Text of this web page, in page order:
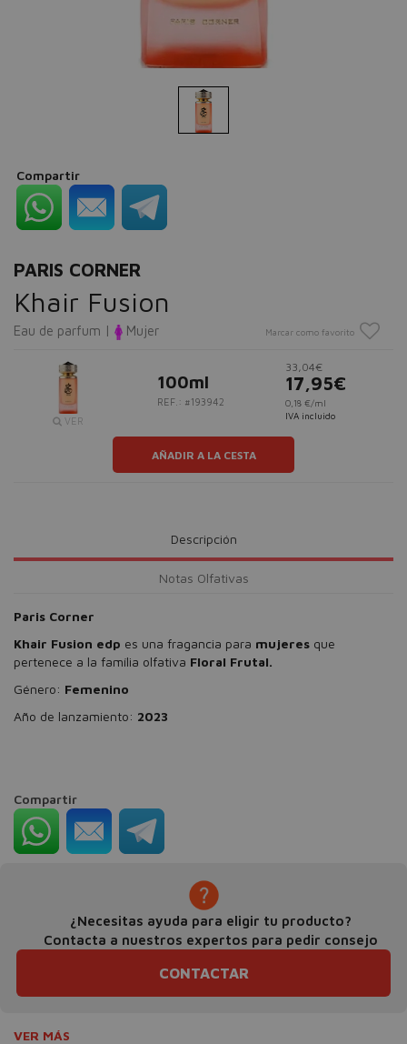
Compartir
PARIS CORNER
Khair Fusion
Eau de parfum | Mujer Marcar como favorito
VER
100ml
REF.: #193942
33,04€
17,95€
0,18 €/ml
IVA incluido
AÑADIR A LA CESTA
Descripción
Notas Olfativas
Paris Corner
Khair Fusion edp es una fragancia para mujeres que
pertenece a la família olfativa Floral Frutal.
Género: Femenino
Año de lanzamiento: 2023
Compartir
¿Necesitas ayuda para eligir tu producto?
Contacta a nuestros expertos para pedir consejo
CONTACTAR
VER MÁS